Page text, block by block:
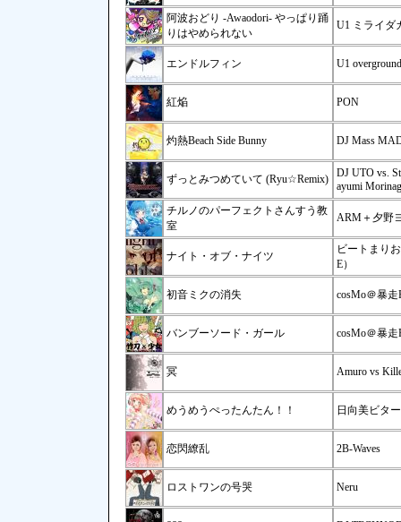
阿波おどり -Awaodori- やっぱり踊
りはやめられない
U1 ミライダ
エンドルフィン U1 overground
紅焔 PON
灼熱Beach Side Bunny DJ Mass
ずっとみつめていて (Ryu☆Remix)
DJ UTO vs.
ayumi
チルノのパーフェクトさんすう教
室
ARM＋夕野
ナイト・オブ・ナイツ
ビートまり
E）
初音ミクの消失 cosMo＠暴走
バンブーソード・ガール cosMo＠暴走
冥 Amuro vs
めうめうぺったんたん！！ 日向美ビタ
恋閃繚乱 2B-Waves
ロストワンの号哭 Neru